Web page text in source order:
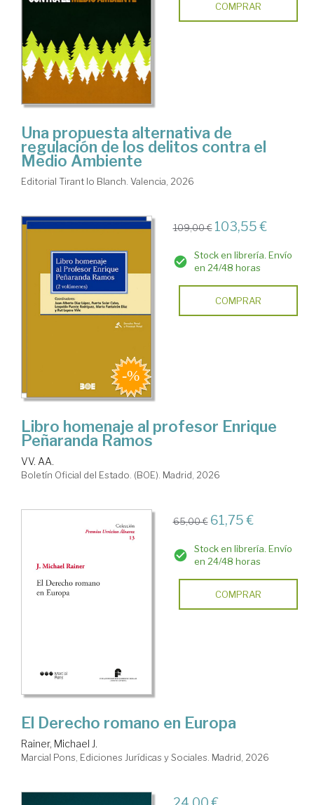
COMPRAR
Una propuesta alternativa de
regulación de los delitos contra el
Medio Ambiente
Editorial Tirant lo Blanch. Valencia, 2026
109,00 € 103,55 €
Stock en librería. Envío
en 24/48 horas
COMPRAR
Libro homenaje al profesor Enrique
Peñaranda Ramos
VV. AA.
Boletín Oficial del Estado. (BOE). Madrid, 2026
65,00 € 61,75 €
Stock en librería. Envío
en 24/48 horas
COMPRAR
El Derecho romano en Europa
Rainer, Michael J.
Marcial Pons, Ediciones Jurídicas y Sociales. Madrid, 2026